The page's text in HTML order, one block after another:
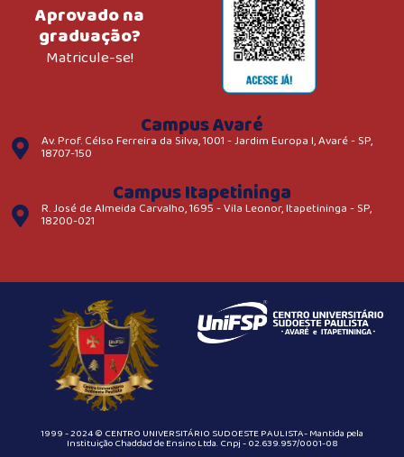
Aprovado na
graduação?
Matricule-se!
Campus Avaré
Av. Prof. Célso Ferreira da Silva, 1001 - Jardim Europa I, Avaré - SP,
18707-150
Campus Itapetininga
R. José de Almeida Carvalho, 1695 - Vila Leonor, Itapetininga - SP,
18200-021
1999 - 2024 © CENTRO UNIVERSITÁRIO SUDOESTE PAULISTA- Mantida pela
Instituição Chaddad de Ensino Ltda. Cnpj - 02.639.957/0001-08